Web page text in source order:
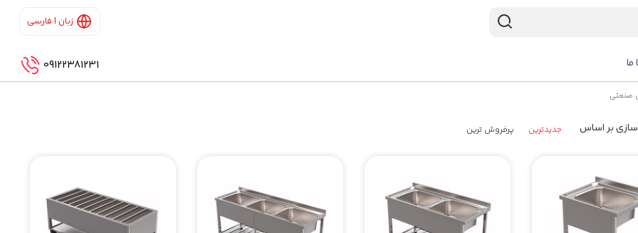
زبان | فارسی
ما 09122381231
صنعتی
بر اساس جدیدترین پرفروش ترین